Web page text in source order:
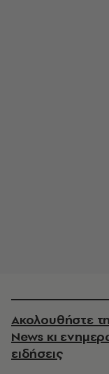
Ακολουθήστε
News κι
ειδήσεις